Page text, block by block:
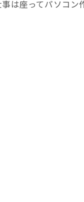
は座ってパソコン